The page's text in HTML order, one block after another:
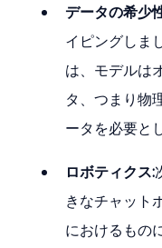
データの希少
イピングしま
は、モデルは
タ、つまり物
ータを必要と
ロボティクス:
きなチャット
におけるもの